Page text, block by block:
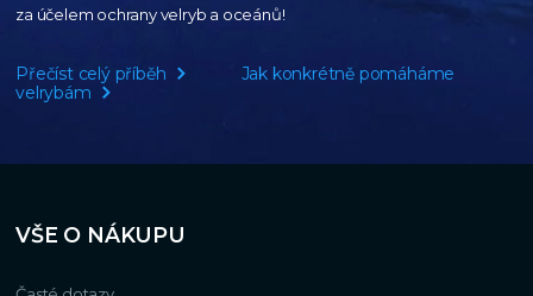
za účelem ochrany velryb a oceánů!
Přečíst celý příběh
Jak konkrétně pomáháme
velrybám
VŠE O NÁKUPU